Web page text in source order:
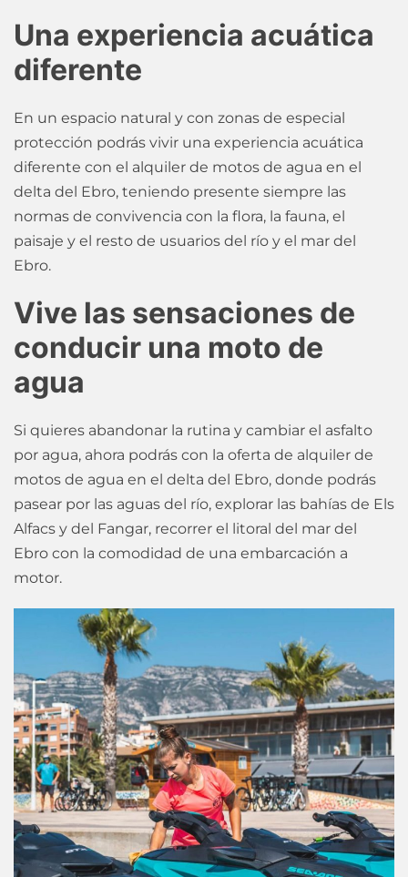
Una experiencia acuática
diferente
En un espacio natural y con zonas de especial
protección podrás vivir una experiencia acuática
diferente con el alquiler de motos de agua en el
delta del Ebro, teniendo presente siempre las
normas de convivencia con la flora, la fauna, el
paisaje y el resto de usuarios del río y el mar del
Ebro.
Vive las sensaciones de
conducir una moto de
agua
Si quieres abandonar la rutina y cambiar el asfalto
por agua, ahora podrás con la oferta de alquiler de
motos de agua en el delta del Ebro, donde podrás
pasear por las aguas del río, explorar las bahías de Els
Alfacs y del Fangar, recorrer el litoral del mar del
Ebro con la comodidad de una embarcación a
motor.